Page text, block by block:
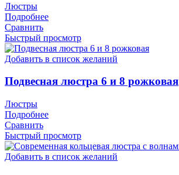
Люстры
Подробнее
Сравнить
Быстрый просмотр
Добавить в список желаний
Подвесная люстра 6 и 8 рожковая
Люстры
Подробнее
Сравнить
Быстрый просмотр
Добавить в список желаний